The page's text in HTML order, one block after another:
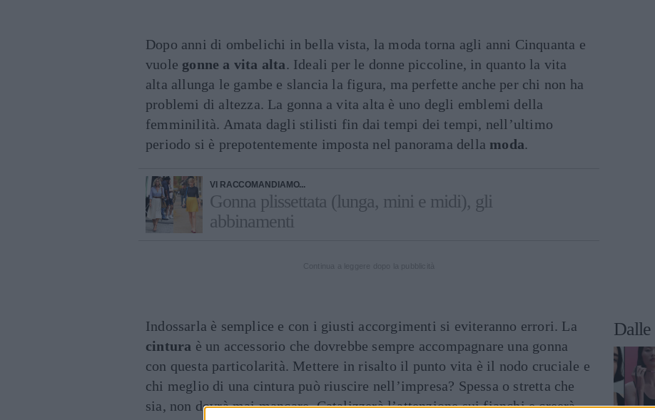
Dopo anni di ombelichi in bella vista, la moda torna agli anni Cinquanta e
vuole gonne a vita alta. Ideali per le donne piccoline, in quanto la vita
alta allunga le gambe e slancia la figura, ma perfette anche per chi non ha
problemi di altezza. La gonna a vita alta è uno degli emblemi della
femminilità. Amata dagli stilisti fin dai tempi dei tempi, nell’ultimo
periodo si è prepotentemente imposta nel panorama della moda.
VI RACCOMANDIAMO...
Gonna plissettata (lunga, mini e midi), gli
abbinamenti
Indossarla è semplice e con i giusti accorgimenti si eviteranno errori. La
cintura è un accessorio che dovrebbe sempre accompagnare una gonna
con questa particolarità. Mettere in risalto il punto vita è il nodo cruciale e
chi meglio di una cintura può riuscire nell’impresa? Spessa o stretta che
sia, non dovrà mai mancare. Catalizzerà l’attenzione sui fianchi e creerà
Dalle